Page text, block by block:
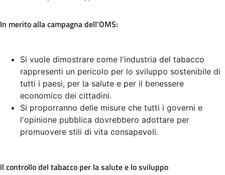
In merito alla campagna dell’OMS:
Si vuole dimostrare come l'industria del tabacco
rappresenti un pericolo per lo sviluppo sostenibile di
tutti i paesi, per la salute e per il benessere
economico dei cittadini.
Si proporranno delle misure che tutti i governi e
l'opinione pubblica dovrebbero adottare per
promuovere stili di vita consapevoli.
Il controllo del tabacco per la salute e lo sviluppo